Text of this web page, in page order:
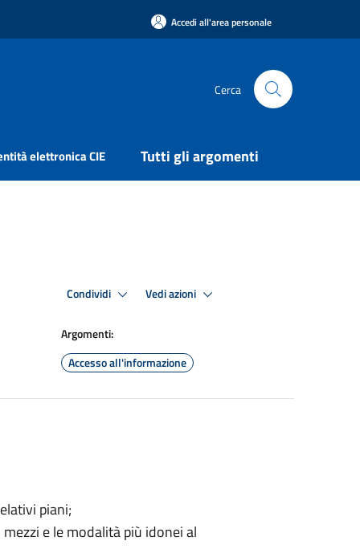
Accedi all'area personale
Cerca
elettronica CIE Tutti gli argomenti
Condividi Vedi azioni
Argomenti:
Accesso all'informazione
piani;
e le modalità più idonei al